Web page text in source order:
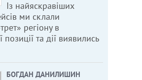
Із найяскравіших
ми склали
регіону в
позиції та дії виявились
БОГДАН ДАНИЛИШИН